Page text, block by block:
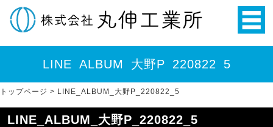
LINE_ALBUM_大野P_220822_5
トップページ > LINE_ALBUM_大野P_220822_5
LINE_ALBUM_大野P_220822_5